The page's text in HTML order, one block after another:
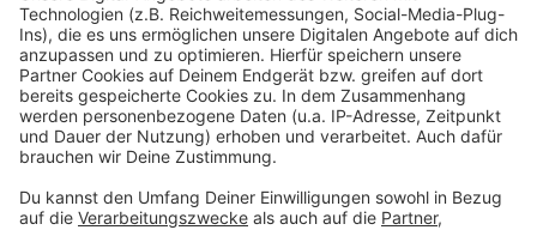
Anzeige
Im deutschen Fernsehen überträgt der Sender
ProSiebenab 22.40 Uhr den Super Bowl. Der Sport-
StreamingdienstDAZNist ebenfalls live dabei und
geht ab 23.45 Uhr auf Sendung. Hier könnt ihr zwischen
deutschem und englischsprachigen Kommentar